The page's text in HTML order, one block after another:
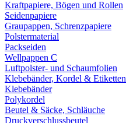
Kraftpapiere, Bögen und Rollen
Seidenpapiere
Graupappen, Schrenzpapiere
Polstermaterial
Packseiden
Wellpappen C
Luftpolster- und Schaumfolien
Klebebänder, Kordel & Etiketten
Klebebänder
Polykordel
Beutel & Säcke, Schläuche
Druckverschlussbeutel